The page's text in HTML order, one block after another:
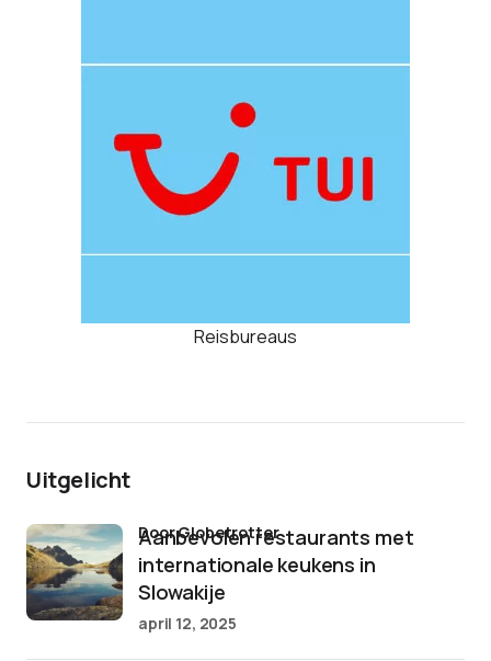
Reisbureaus
Uitgelicht
Aanbevolen restaurants met
internationale keukens in
Slowakije
door Globetrotter
april 12, 2025